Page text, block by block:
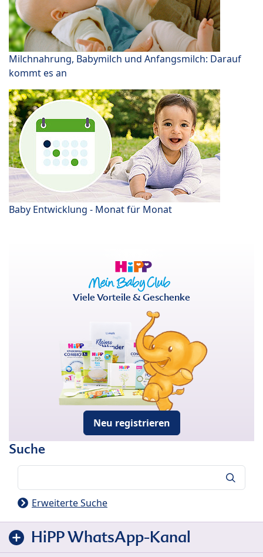
Milchnahrung, Babymilch und Anfangsmilch: Darauf
kommt es an
Baby Entwicklung - Monat für Monat
Viele Vorteile & Geschenke
Neu registrieren
Suche
Erweiterte Suche
HiPP WhatsApp-Kanal